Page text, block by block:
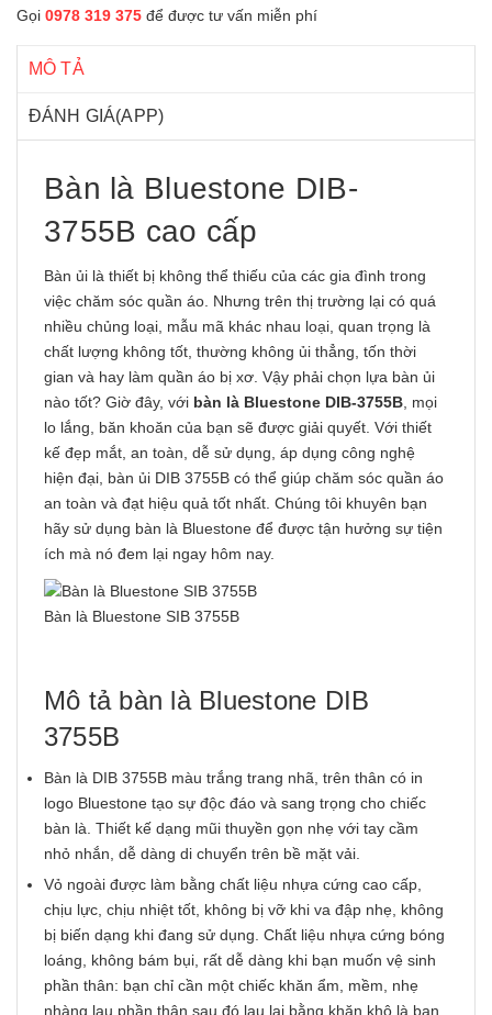
Gọi 0978 319 375 để được tư vấn miễn phí
MÔ TẢ
ĐÁNH GIÁ(APP)
Bàn là Bluestone DIB-
3755B cao cấp
Bàn ủi là thiết bị không thể thiếu của các gia đình trong
việc chăm sóc quần áo. Nhưng trên thị trường lại có quá
nhiều chủng loại, mẫu mã khác nhau loại, quan trọng là
chất lượng không tốt, thường không ủi thẳng, tốn thời
gian và hay làm quần áo bị xơ. Vậy phải chọn lựa bàn ủi
nào tốt? Giờ đây, với bàn là Bluestone DIB-3755B , mọi
lo lắng, băn khoăn của bạn sẽ được giải quyết. Với thiết
kế đẹp mắt, an toàn, dễ sử dụng, áp dụng công nghệ
hiện đại, bàn ủi DIB 3755B có thể giúp chăm sóc quần áo
an toàn và đạt hiệu quả tốt nhất. Chúng tôi khuyên bạn
hãy sử dụng bàn là Bluestone để được tận hưởng sự tiện
ích mà nó đem lại ngay hôm nay.
Bàn là Bluestone SIB 3755B
Mô tả bàn là Bluestone DIB
3755B
Bàn là DIB 3755B màu trắng trang nhã, trên thân có in
logo Bluestone tạo sự độc đáo và sang trọng cho chiếc
bàn là. Thiết kế dạng mũi thuyền gọn nhẹ với tay cầm
nhỏ nhắn, dễ dàng di chuyển trên bề mặt vải.
Vỏ ngoài được làm bằng chất liệu nhựa cứng cao cấp,
chịu lực, chịu nhiệt tốt, không bị vỡ khi va đập nhẹ, không
bị biến dạng khi đang sử dụng. Chất liệu nhựa cứng bóng
loáng, không bám bụi, rất dễ dàng khi bạn muốn vệ sinh
phần thân: bạn chỉ cần một chiếc khăn ẩm, mềm, nhẹ
nhàng lau phần thân sau đó lau lại bằng khăn khô là bạn